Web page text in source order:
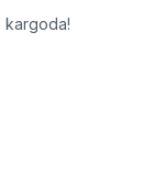
kargoda!